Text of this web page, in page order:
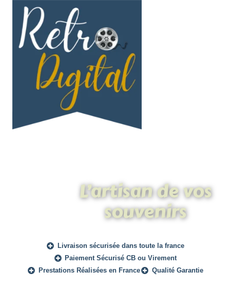
L’artisan de vos
souvenirs
Livraison sécurisée dans toute la france
Paiement Sécurisé CB ou Virement
Prestations Réalisées en France
Qualité Garantie